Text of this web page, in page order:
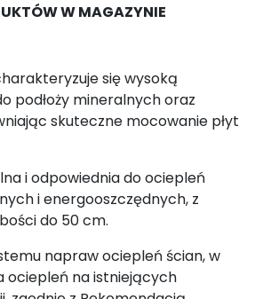
W MAGAZYNIE
się wysoką
podłoży mineralnych oraz
skuteczne mocowanie płyt
i odpowiednia do ociepleń
i energooszczędnych, z
do 50 cm.
napraw ociepleń ścian, w
ociepleń na istniejących